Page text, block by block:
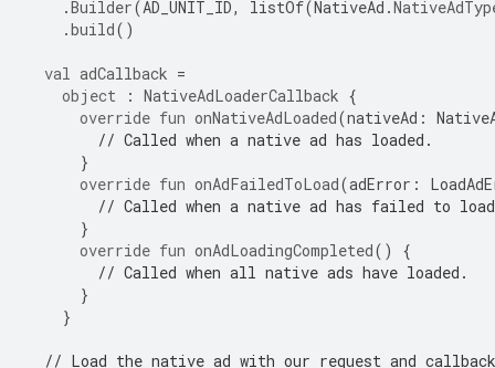
.Builder(AD_UNIT_ID, listOf(NativeAd .
.build()
val adCallback =
object
: NativeAdLoaderCallback {
override fun onNativeAdLoaded(nativeAd :
// Called when a native ad has loaded.
}
override fun onAdFailedToLoad(adError :
// Called when a native ad has failed to
}
override fun onAdLoadingCompleted()
{
// Called when all native ads have loaded.
}
}
// Load the native ad with our request and